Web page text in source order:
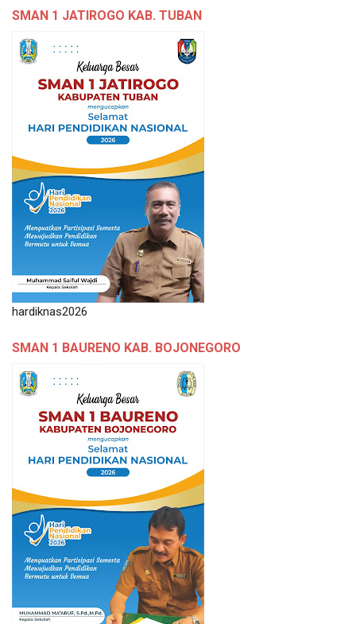
SMAN 1 JATIROGO KAB. TUBAN
hardiknas2026
SMAN 1 BAURENO KAB. BOJONEGORO